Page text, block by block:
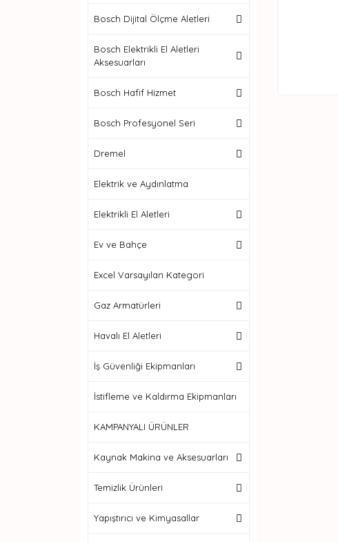
Bosch Dijital Ölçme Aletleri
Bosch Elektrikli El Aletleri
Aksesuarları
Bosch Hafif Hizmet
Bosch Profesyonel Seri
Dremel
Elektrik ve Aydınlatma
Elektrikli El Aletleri
Ev ve Bahçe
Excel Varsayılan Kategori
Gaz Armatürleri
Havalı El Aletleri
İş Güvenliği Ekipmanları
İstifleme ve Kaldırma Ekipmanları
KAMPANYALI ÜRÜNLER
Kaynak Makina ve Aksesuarları
Temizlik Ürünleri
Yapıştırıcı ve Kimyasallar